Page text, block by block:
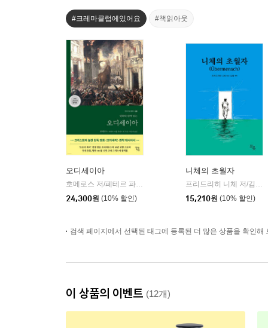
#크레마클럽에있어요 #책읽아웃
오디세이아
호메로스 저/페테르 파울 루벤스 그림/박문재 역 |
현대지성
24,300원 (10% 할인)
니체의 초월자
프리드리히 니체 저/김철 편역
15,210원 (10% 할인)
검색 페이지에서 선택된 태그에 등록된 더 많은 상품을 확인해
이 상품의 이벤트 (12개)